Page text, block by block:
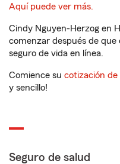
Aquí puede ver más.
Cindy Nguyen-Herzog en
comenzar después de
seguro de vida en línea.
Comience su cotización de
y sencillo!
Seguro de salud